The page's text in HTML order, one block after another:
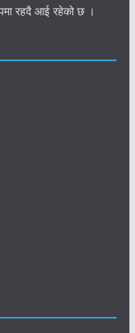
रहदै आई रहेको छ ।